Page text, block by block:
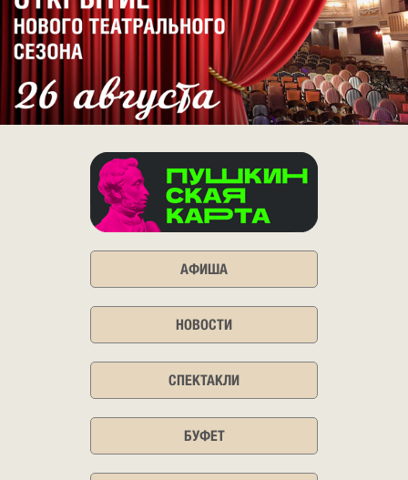
АФИША
НОВОСТИ
СПЕКТАКЛИ
БУФЕТ